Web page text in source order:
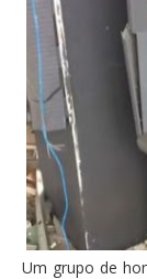
Um grupo de